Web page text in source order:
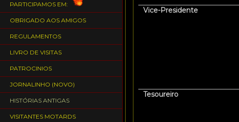
PARTICIPAMOS EM:
OBRIGADO AOS AMIGOS
REGULAMENTOS
LIVRO DE VISITAS
PATROCINIOS
JORNALINHO (NOVO)
HISTÓRIAS ANTIGAS
VISITANTES MOTARDS
Vice-Presidente
Tesoureiro